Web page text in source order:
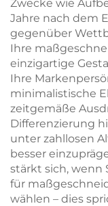
Zwecke wie
Jahre nach dem
gegenüber
Ihre
einzigartige
Ihre
minimalistische
zeitgemäße
Differenzierung
unter zahllosen
besser
stärkt sich, wenn
für
wählen – dies